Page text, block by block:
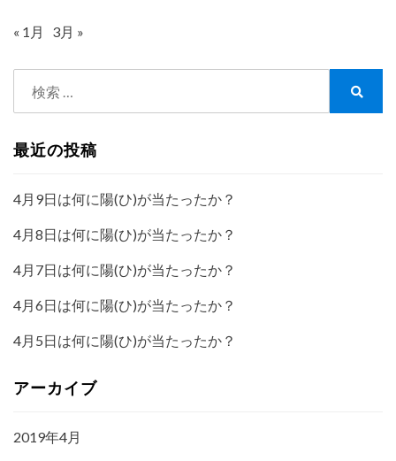
« 1月 3月 »
最近の投稿
4月9日は何に陽(ひ)が当たったか？
4月8日は何に陽(ひ)が当たったか？
4月7日は何に陽(ひ)が当たったか？
4月6日は何に陽(ひ)が当たったか？
4月5日は何に陽(ひ)が当たったか？
アーカイブ
2019年4月